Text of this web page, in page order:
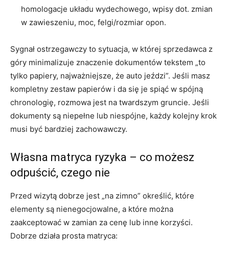
homologacje układu wydechowego, wpisy dot. zmian
w zawieszeniu, moc, felgi/rozmiar opon.
Sygnał ostrzegawczy to sytuacja, w której sprzedawca z
góry minimalizuje znaczenie dokumentów tekstem „to
tylko papiery, najważniejsze, że auto jeździ”. Jeśli masz
kompletny zestaw papierów i da się je spiąć w spójną
chronologię, rozmowa jest na twardszym gruncie. Jeśli
dokumenty są niepełne lub niespójne, każdy kolejny krok
musi być bardziej zachowawczy.
Własna matryca ryzyka – co możesz
odpuścić, czego nie
Przed wizytą dobrze jest „na zimno” określić, które
elementy są nienegocjowalne, a które można
zaakceptować w zamian za cenę lub inne korzyści.
Dobrze działa prosta matryca: